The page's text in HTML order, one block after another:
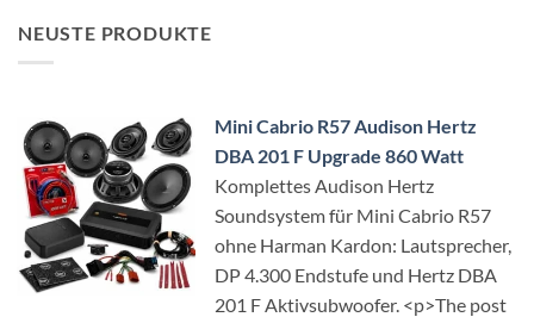
NEUSTE PRODUKTE
Mini Cabrio R57 Audison Hertz
DBA 201 F Upgrade 860 Watt
Komplettes Audison Hertz
Soundsystem für Mini Cabrio R57
ohne Harman Kardon: Lautsprecher,
DP 4.300 Endstufe und Hertz DBA
201 F Aktivsubwoofer. <p>The post